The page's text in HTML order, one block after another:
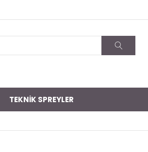
TEKNİK SPREYLER